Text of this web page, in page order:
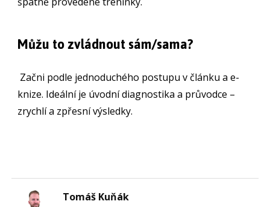
Můžu to zvládnout sám/sama?
Začni podle jednoduchého postupu v článku a e-
knize. Ideální je úvodní diagnostika a průvodce –
zrychlí a zpřesní výsledky.
Tomáš Kuňák